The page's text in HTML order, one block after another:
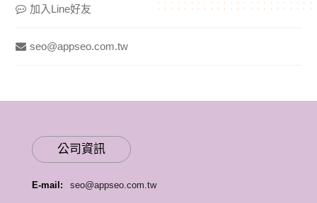
加入Line好友
seo@appseo.com.tw
公司資訊
E-mail: seo@appseo.com.tw